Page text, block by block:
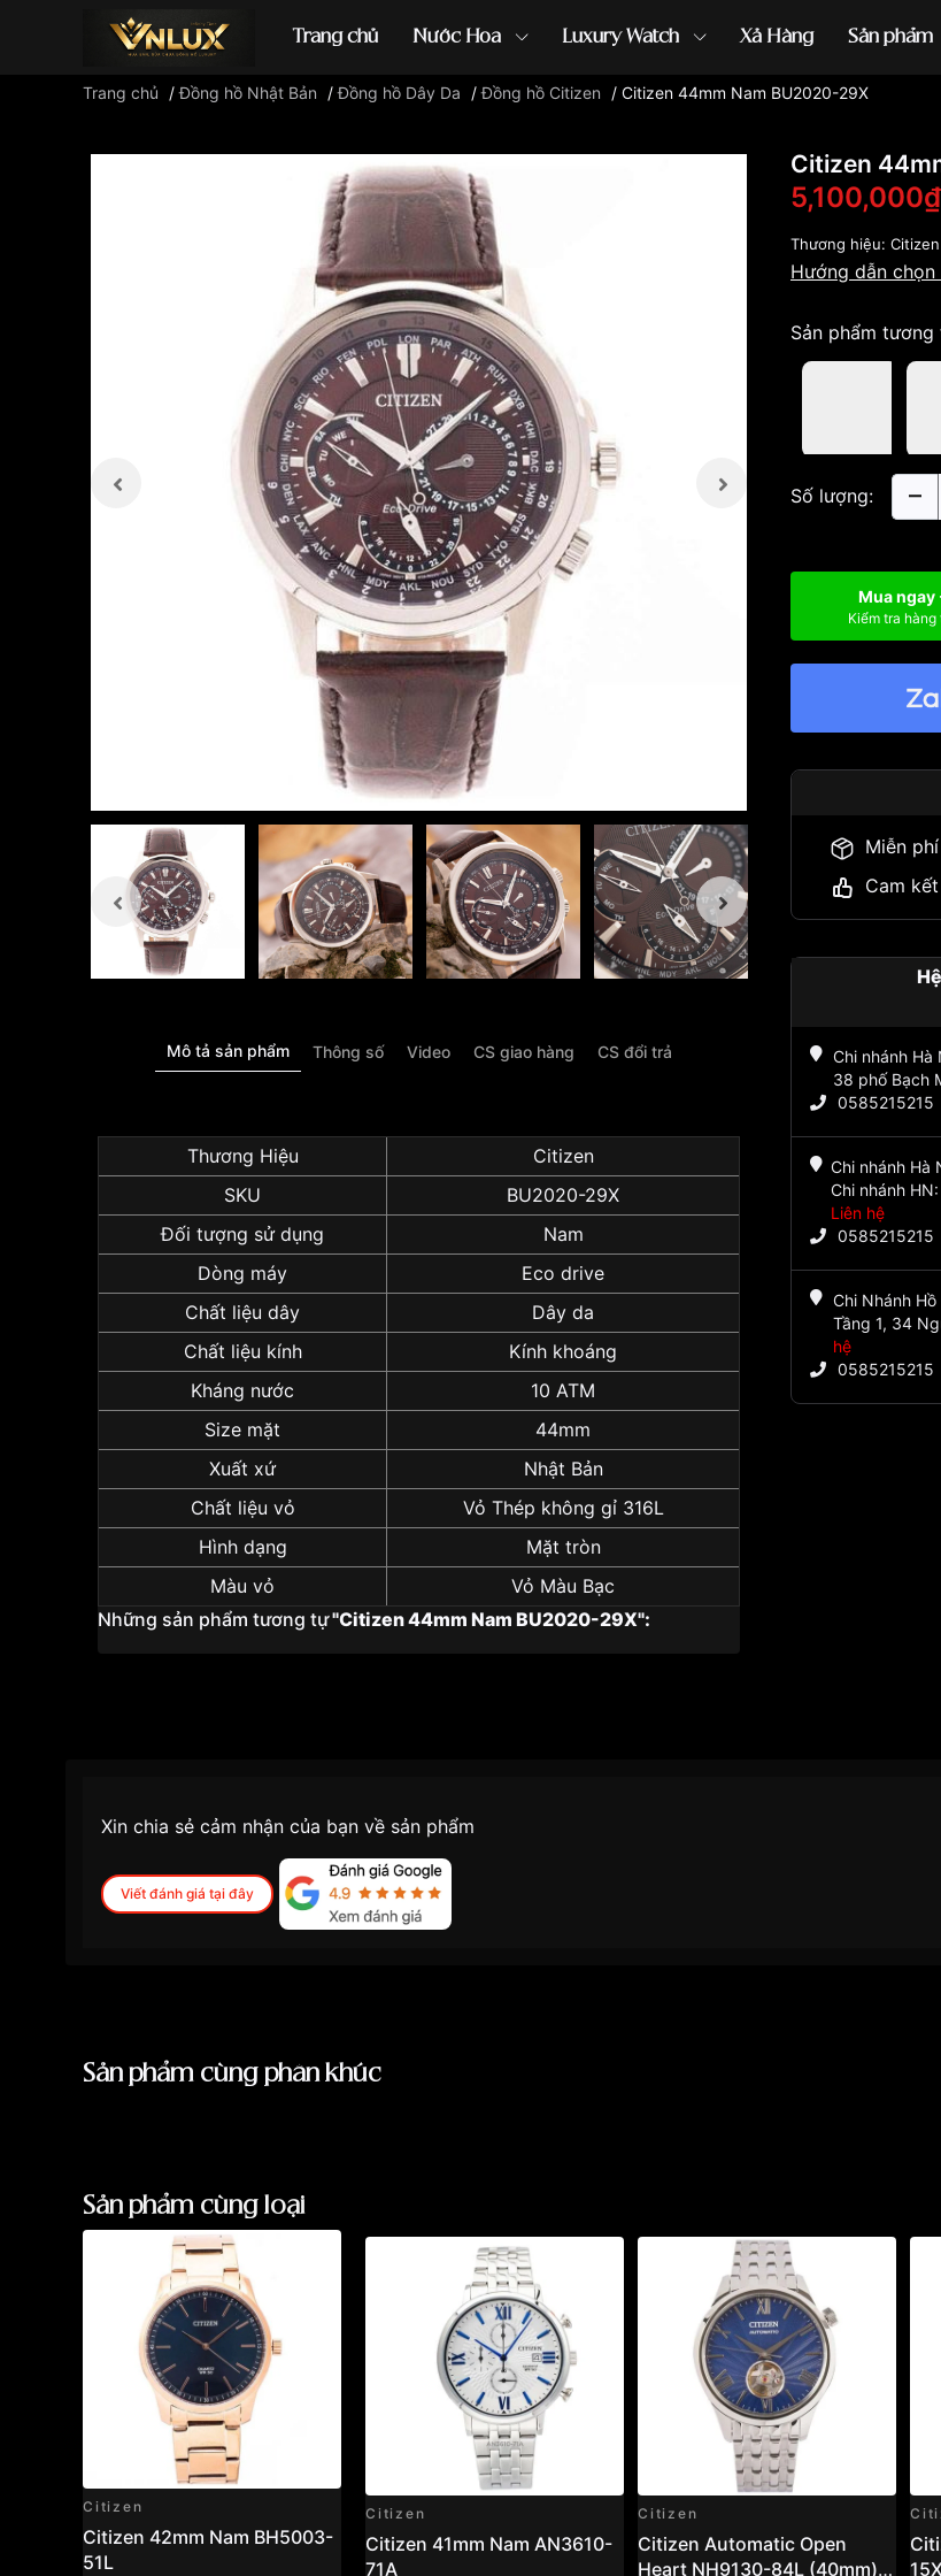
Trang chủ Nước Hoa Luxury Watch Xả Hàng Sản phẩm
Đồng hồ casio đồng hồ G-Shock đồng hồ Orient ...
Trang chủ /Đồng hồ Nhật Bản /Đồng hồ Dây Da /Đồng hồ Citizen / Citizen 44mm Nam BU2020-29X
Mô tả sản phẩm Thông số Video CS giao hàng CS đổi trả
Thương Hiệu
Citizen
SKU
BU2020-29X
Đối tượng sử dụng
Nam
Dòng máy
Eco drive
Chất liệu dây
Dây da
Chất liệu kính
Kính khoáng
Kháng nước
10 ATM
Size mặt
44mm
Xuất xứ
Nhật Bản
Chất liệu vỏ
Vỏ Thép không gỉ 316L
Hình dạng
Mặt tròn
Màu vỏ
Vỏ Màu Bạc
Những sản phẩm tương tự"Citizen 44mm Nam BU2020-29X":
Citizen
5,100,000₫
Thương hiệu: Citizen
Hướng dẫn chọn
Sản phẩm tương
Số lượng:
Mua ngay
Kiểm tra
Miễn
Cam
Chi nhánh Hà
38 phố Bạch
0585215215
Chi nhánh Hà
Chi nhánh
Liên hệ
0585215215
Chi Nhánh Hồ
Tầng 1, 34
hệ
0585215215
Xin chia sẻ cảm nhận của bạn về sản phẩm
Viết đánh giá tại đây
Sản phẩm cùng phân khúc
Sản phẩm cùng loại
Citizen
Citizen 42mm Nam BH5003-
51L
Citizen
Citizen 41mm Nam AN3610-
71A
Citizen
Citizen Automatic Open
Heart NH9130-84L (40mm) –
15X